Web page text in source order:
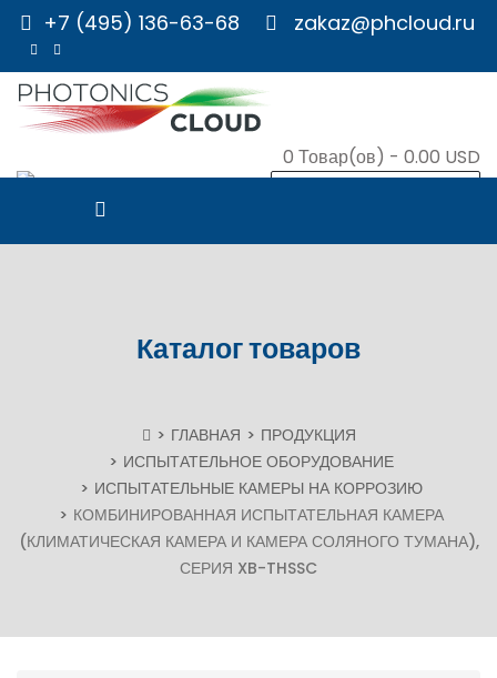
+7 (495) 136-63-68 zakaz@phcloud.ru
0 Товар(ов) - 0.00 USD
Каталог товаров
ГЛАВНАЯ
ПРОДУКЦИЯ
ИСПЫТАТЕЛЬНОЕ ОБОРУДОВАНИЕ
ИСПЫТАТЕЛЬНЫЕ КАМЕРЫ НА КОРРОЗИЮ
КОМБИНИРОВАННАЯ ИСПЫТАТЕЛЬНАЯ КАМЕРА
(КЛИМАТИЧЕСКАЯ КАМЕРА И КАМЕРА СОЛЯНОГО ТУМАНА),
СЕРИЯ XB-THSSC